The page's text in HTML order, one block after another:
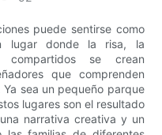
puede sentirse como
lugar donde la risa, la
se crean
que comprenden
sea un pequeño parque
lugares son el resultado
narrativa creativa y un